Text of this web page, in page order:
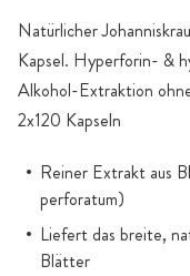
Natürlicher
Kapsel. Hyperforin- &
Alkohol-Extraktion
2x120 Kapseln
Reiner Extrakt aus
perforatum)
Liefert das breite,
Blätter